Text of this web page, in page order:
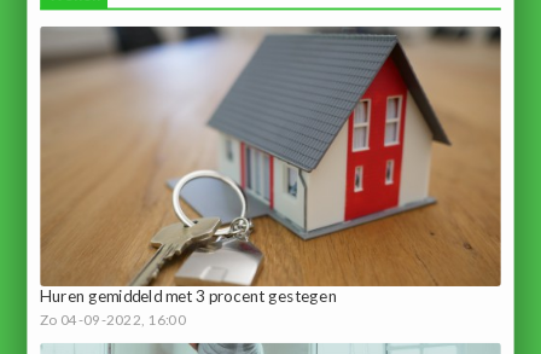
Huren gemiddeld met 3 procent gestegen
Zo 04-09-2022, 16:00